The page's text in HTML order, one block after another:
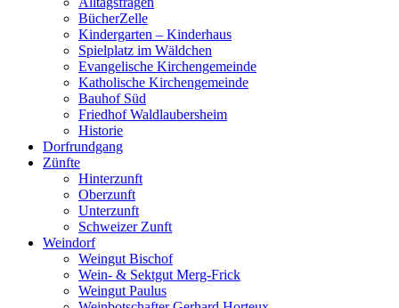
BücherZelle
Kindergarten – Kinderhaus
Spielplatz im Wäldchen
Evangelische Kirchengemeinde
Katholische Kirchengemeinde
Bauhof Süd
Friedhof Waldlaubersheim
Historie
Dorfrundgang
Zünfte
Hinterzunft
Oberzunft
Unterzunft
Schweizer Zunft
Weindorf
Weingut Bischof
Wein- & Sektgut Merg-Frick
Weingut Paulus